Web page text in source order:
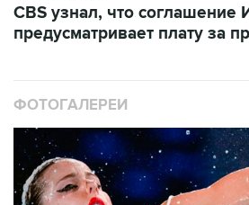
CBS узнал, что соглашение
предусматривает плату за
ФОТОГАЛЕРЕИ